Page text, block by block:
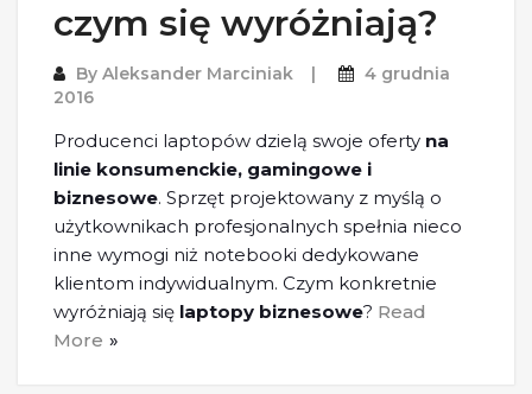
czym się wyróżniają?
By Aleksander Marciniak
4 grudnia
2016
Producenci laptopów dzielą swoje oferty na
linie konsumenckie, gamingowe i
biznesowe. Sprzęt projektowany z myślą o
użytkownikach profesjonalnych spełnia nieco
inne wymogi niż notebooki dedykowane
klientom indywidualnym. Czym konkretnie
wyróżniają się laptopy biznesowe? Read
More